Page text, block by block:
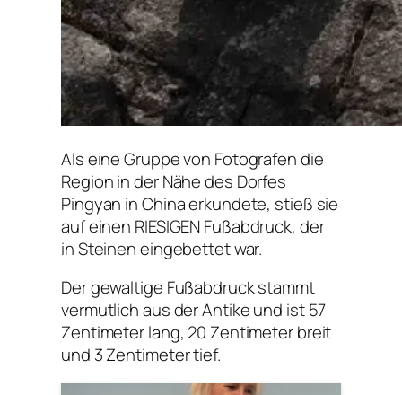
Als eine Gruppe von Fotografen die
Region in der Nähe des Dorfes
Pingyan in China erkundete, stieß sie
auf einen RIESIGEN Fußabdruck, der
in Steinen eingebettet war.
Der gewaltige Fußabdruck stammt
vermutlich aus der Antike und ist 57
Zentimeter lang, 20 Zentimeter breit
und 3 Zentimeter tief.